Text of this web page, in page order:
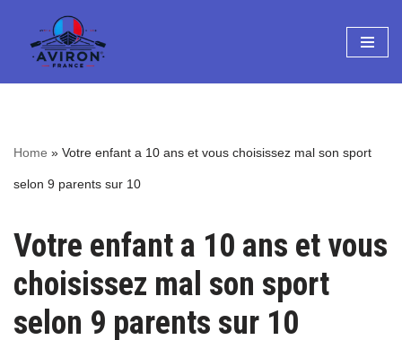
Aller
au
Home » Votre enfant a 10 ans et vous choisissez mal son sport
selon 9 parents sur 10
Votre enfant a 10 ans et vous
choisissez mal son sport
selon 9 parents sur 10